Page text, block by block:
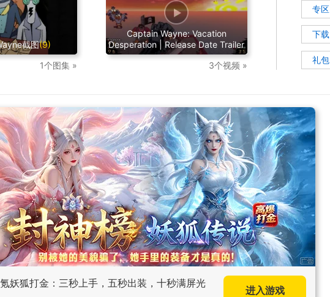
截图(9)
1个图集 »
Captain Wayne: Vacation
Desperation | Release Date Trailer
3个视频 »
专区
下载
礼包
妖狐打金：三秒上手，五秒出装，十秒满屏光
进入游戏